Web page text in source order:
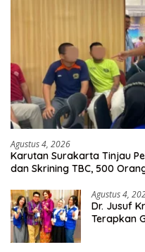
Agustus 4, 2026
Karutan Surakarta Tinjau
dan Skrining TBC, 500
Agustus 4,
Dr. Jusuf
Terapkan